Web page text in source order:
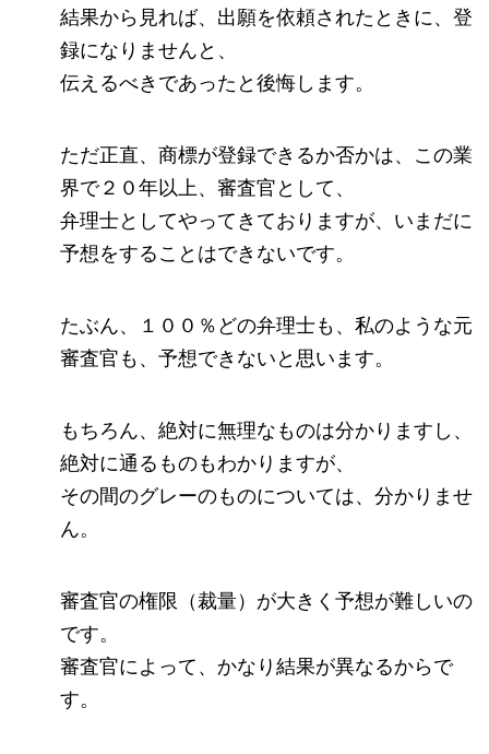
結果から見れば、出願を依頼されたときに、登
録になりませんと、
伝えるべきであったと後悔します。
ただ正直、商標が登録できるか否かは、この業
界で２０年以上、審査官として、
弁理士としてやってきておりますが、いまだに
予想をすることはできないです。
たぶん、１００％どの弁理士も、私のような元
審査官も、予想できないと思います。
もちろん、絶対に無理なものは分かりますし、
絶対に通るものもわかりますが、
その間のグレーのものについては、分かりませ
ん。
審査官の権限（裁量）が大きく予想が難しいの
です。
審査官によって、かなり結果が異なるからで
す。